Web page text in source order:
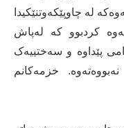
لە چاوپێکەوتنێکیدا
کردبوو کە لەپاش
پێداوە و سەختییەک
خزمەکانم